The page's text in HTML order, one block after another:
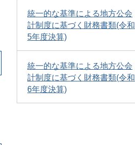
統一的な基準による地方公会
計制度に基づく財務書類(令和
5年度決算)
統一的な基準による地方公会
計制度に基づく財務書類(令和
6年度決算)